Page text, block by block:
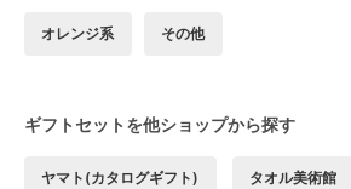
オレンジ系 その他
ギフトセットを他ショップから探す
ヤマト(カタログギフト) タオル美術館